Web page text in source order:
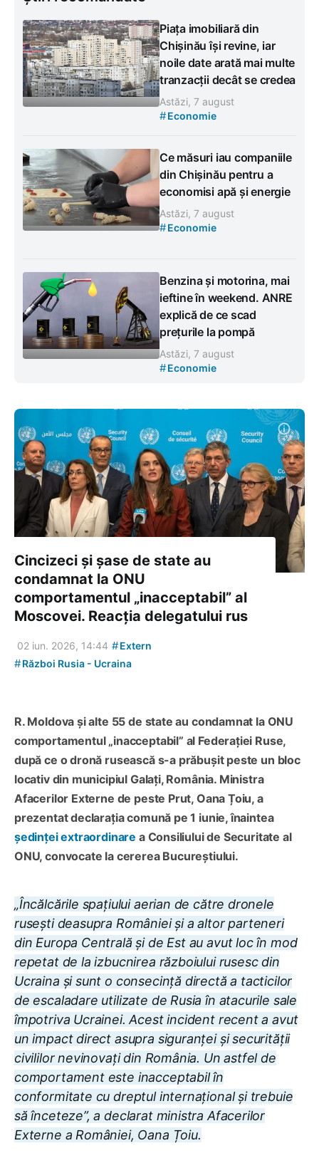
Piața imobiliară din
Chișinău își revine, iar
noile date arată mai multe
tranzacții decât se credea
Astăzi, 7 august
#Economie
Ce măsuri iau companiile
din Chișinău pentru a
economisi apă și energie
Astăzi, 7 august
#Economie
Benzina și motorina, mai
ieftine în weekend. ANRE
explică de ce scad
prețurile la pompă
Astăzi, 7 august
#Economie
Cincizeci și șase de state au
condamnat la ONU
comportamentul „inacceptabil” al
Moscovei. Reacția delegatului rus
02 iun. 2026, 14:44 #Extern
#Război Rusia - Ucraina
R. Moldova și alte 55 de state au condamnat la ONU
comportamentul „inacceptabil” al Federației Ruse,
după ce o dronă rusească s-a prăbușit peste un bloc
locativ din municipiul Galați, România. Ministra
Afacerilor Externe de peste Prut, Oana Țoiu, a
prezentat declarația comună pe 1 iunie, înaintea
ședinței extraordinare a Consiliului de Securitate al
ONU, convocate la cererea Bucureștiului.
„Încălcările spațiului aerian de către dronele
rusești deasupra României și a altor parteneri
din Europa Centrală și de Est au avut loc în mod
repetat de la izbucnirea războiului rusesc din
Ucraina și sunt o consecință directă a tacticilor
de escaladare utilizate de Rusia în atacurile sale
împotriva Ucrainei. Acest incident recent a avut
un impact direct asupra siguranței și securității
civililor nevinovați din România. Un astfel de
comportament este inacceptabil în
conformitate cu dreptul internațional și trebuie
să înceteze”, a declarat ministra Afacerilor
Externe a României, Oana Țoiu.